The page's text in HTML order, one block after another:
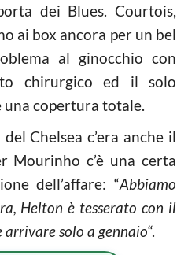
dei Blues. Courtois,
ai box ancora per un bel
al ginocchio con
chirurgico ed il solo
una copertura totale.
Chelsea c’era anche il
Mourinho c’è una certa
dell’affare: “Abbiamo
Helton è tesserato con il
solo a gennaio“.